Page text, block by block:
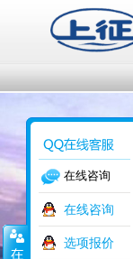
在线咨询
在线咨询
选项报价